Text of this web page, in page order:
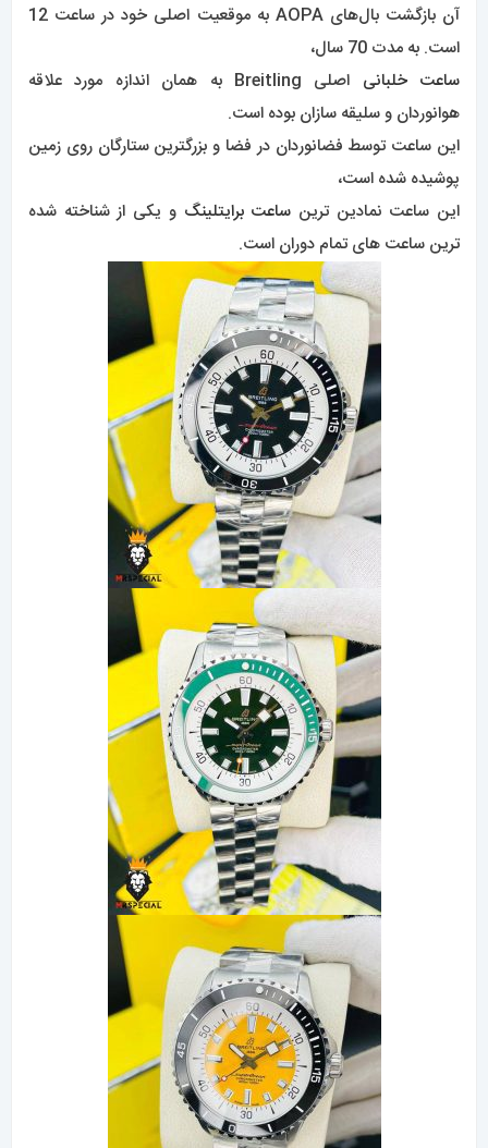
آن بازگشت بال‌های AOPA به موقعیت اصلی خود در ساعت 12
است. به مدت 70 سال،
ساعت خلبانی
اصلی Breitling به همان اندازه مورد علاقه
هوانوردان و سلیقه سازان بوده است.
این ساعت توسط فضانوردان در فضا و بزرگترین ستارگان روی زمین
پوشیده شده است،
این ساعت نمادین ترین ساعت برایتلینگ و یکی از شناخته شده
ترین ساعت های تمام دوران است.